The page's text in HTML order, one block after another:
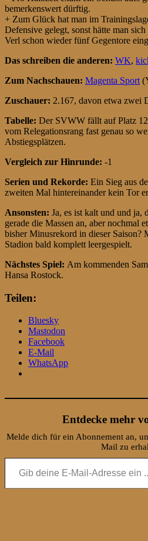
bemerkenswert dürftig.
+ Zum Glück hat man im
Defensive gelegt, sonst hätte man
Verl schon wieder fünf Gegentore
Das schreiben die anderen: WK,
Zum Nachschauen: Magenta Sport
Zuschauer: 2.167, davon etwa zwei
Tabelle: Der SVWW fällt auf Platz
vom Relegationsrang fast genau so
Abstiegsplätzen.
Vergleich zur Hinrunde: -1
Serien und Rekorde: Ein Sieg aus
zweiten Mal hintereinander kein Tor
Ansonsten: Ja, es ist kalt und und ja,
gerade die Massen an, aber nochmal
bisher Minusrekord in dieser Saison?
Stadion bald komplett leergespielt.
Nächstes Spiel: Am kommenden
Hansa Rostock.
Teilen:
Bluesky
Mastodon
Facebook
E-Mail
WhatsApp
Entdecke mehr
Melde dich für ein Abonnement an,
Mail zu
Gib deine E-Mail-Adresse ein ...